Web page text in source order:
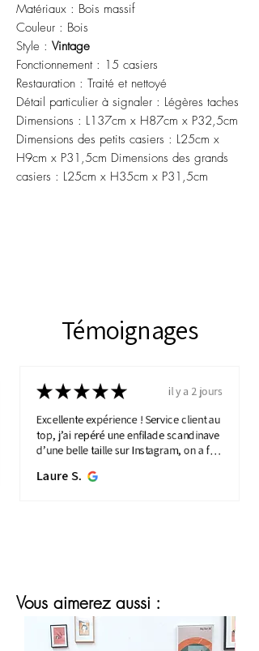
Témoignages
★★★★★
il y a 2 jours
Excellente expérience ! Service client au
top, j’ai repéré une enfilade scandinave
d’une belle taille sur Instagram, on a fait
plus...MONTRE PLUS
Laure S.
Matériaux : Bois massif
Couleur : Bois
Style : Vintage
Fonctionnement : 15 casiers
Restauration : Traité et nettoyé
Détail particulier à signaler : Légères taches
Dimensions : L137cm x H87cm x P32,5cm
Dimensions des petits casiers : L25cm x
H9cm x P31,5cm Dimensions des grands
casiers : L25cm x H35cm x P31,5cm
Vous aimerez aussi :